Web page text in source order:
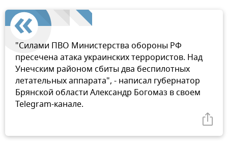
"Силами ПВО Министерства обороны РФ
пресечена атака украинских террористов. Над
Унечским районом сбиты два беспилотных
летательных аппарата", - написал губернатор
Брянской области Александр Богомаз в своем
Telegram-канале.